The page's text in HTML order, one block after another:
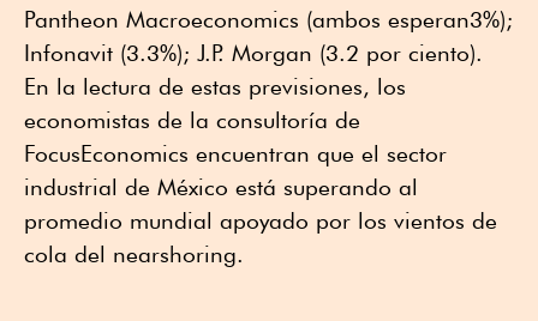
Pantheon Macroeconomics (ambos esperan3%);
Infonavit (3.3%); J.P. Morgan (3.2 por ciento).
En la lectura de estas previsiones, los
economistas de la consultoría de
FocusEconomics encuentran que el sector
industrial de México está superando al
promedio mundial apoyado por los vientos de
cola del nearshoring.